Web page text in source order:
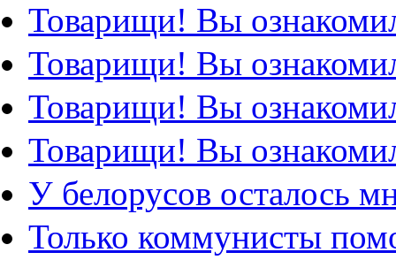
Товарищи! Вы
Товарищи! Вы
Товарищи! Вы
Товарищи! Вы
У белорусов осталось
Только коммунисты